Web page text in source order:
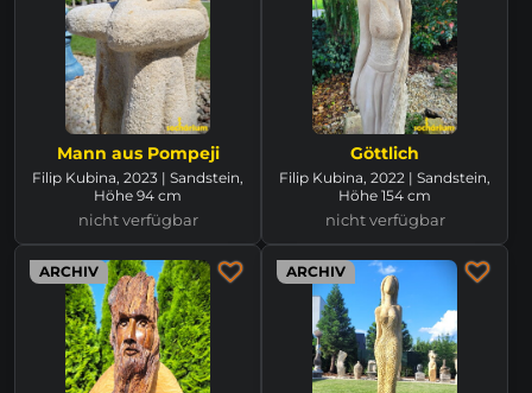
Mann aus Pompeji
Filip Kubina, 2023 | Sandstein,
Höhe 94 cm
nicht verfügbar
Göttlich
Filip Kubina, 2022 | Sandstein,
Höhe 154 cm
nicht verfügbar
ARCHIV ARCHIV